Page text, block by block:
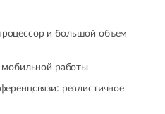
и большой объем
мобильной работы
реалистичное